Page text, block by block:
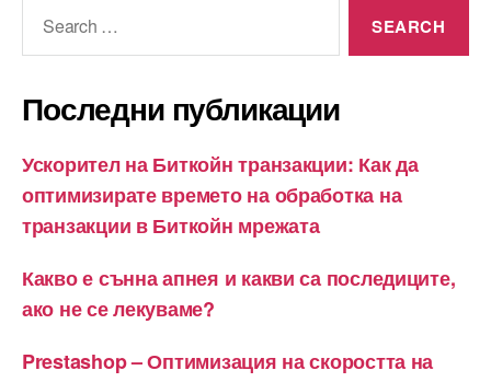
Последни публикации
Ускорител на Биткойн транзакции: Как да
оптимизирате времето на обработка на
транзакции в Биткойн мрежата
Какво е сънна апнея и какви са последиците,
ако не се лекуваме?
Prestashop – Оптимизация на скоростта на